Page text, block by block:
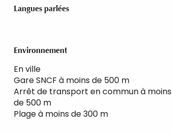
Langues parlées
Langues parlées
Environnement
Environnement
En ville
Gare SNCF à moins de 500 m
Arrêt de transport en commun à moins
de 500 m
Plage à moins de 300 m